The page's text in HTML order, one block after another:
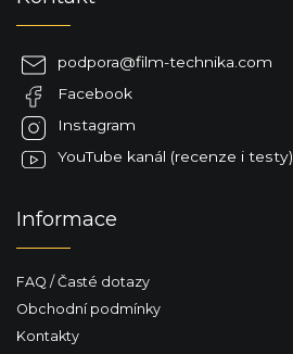
podpora@film-technika.com
Facebook
Instagram
YouTube kanál (recenze i testy)
Informace
FAQ / Časté dotazy
Obchodní podmínky
Kontakty